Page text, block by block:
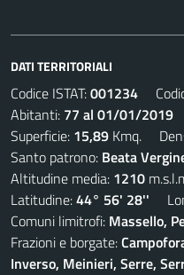
DATI TERRITORIALI
Codice ISTAT:001234
Abitanti: 77 al 01/01/2019
Superficie: 15,89 Kmq.
Santo patrono: Beata
Altitudine media: 1210
Latitudine:44° 56' 28''
Comuni limitrofi: Massello,
Frazioni e borgate:
Inverso, Meinieri, Serre,